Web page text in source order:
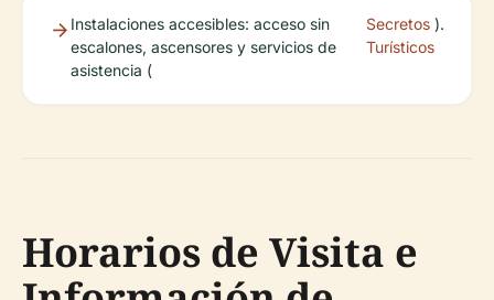
Instalaciones accesibles: acceso sin
escalones, ascensores y servicios de
asistencia (
Secretos
Turísticos
).
Horarios de Visita e